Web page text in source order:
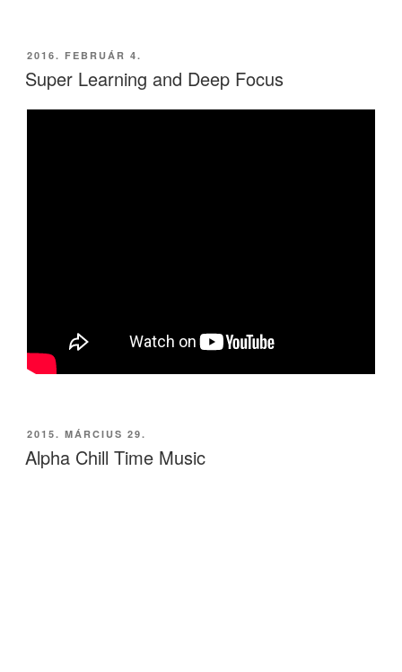
BEKÜLDVE:
2016. FEBRUÁR 4.
Super Learning and Deep Focus
BEKÜLDVE:
2015. MÁRCIUS 29.
Alpha Chill Time Music